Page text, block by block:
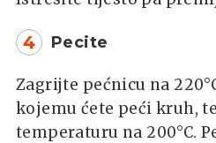
4 Pecite
Zagrijte pećnicu na
kojemu ćete peći kruh,
temperaturu na 200°C.